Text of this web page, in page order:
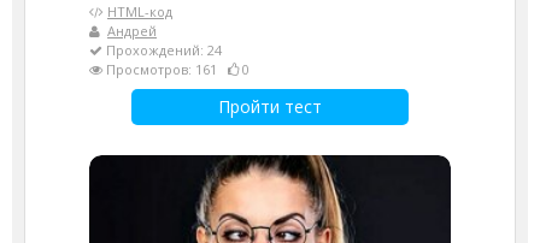
HTML-код
Андрей
Прохождений: 24
Просмотров: 161
0
Пройти тест